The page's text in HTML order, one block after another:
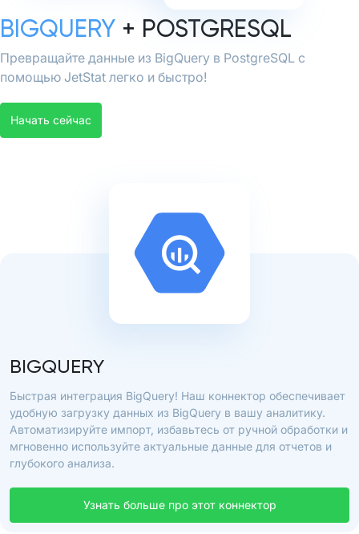
BIGQUERY + POSTGRESQL
Превращайте данные из BigQuery в PostgreSQL с
помощью JetStat легко и быстро!
Начать сейчас
BIGQUERY
Быстрая интеграция BigQuery! Наш коннектор обеспечивает
удобную загрузку данных из BigQuery в вашу аналитику.
Автоматизируйте импорт, избавьтесь от ручной обработки и
мгновенно используйте актуальные данные для отчетов и
глубокого анализа.
Узнать больше про этот коннектор